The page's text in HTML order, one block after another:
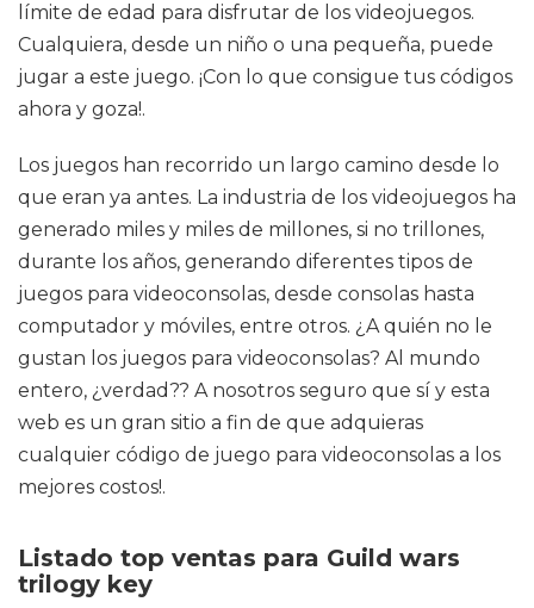
límite de edad para disfrutar de los videojuegos.
Cualquiera, desde un niño o una pequeña, puede
jugar a este juego. ¡Con lo que consigue tus códigos
ahora y goza!.
Los juegos han recorrido un largo camino desde lo
que eran ya antes. La industria de los videojuegos ha
generado miles y miles de millones, si no trillones,
durante los años, generando diferentes tipos de
juegos para videoconsolas, desde consolas hasta
computador y móviles, entre otros. ¿A quién no le
gustan los juegos para videoconsolas? Al mundo
entero, ¿verdad?? A nosotros seguro que sí y esta
web es un gran sitio a fin de que adquieras
cualquier código de juego para videoconsolas a los
mejores costos!.
Listado top ventas para Guild wars
trilogy key